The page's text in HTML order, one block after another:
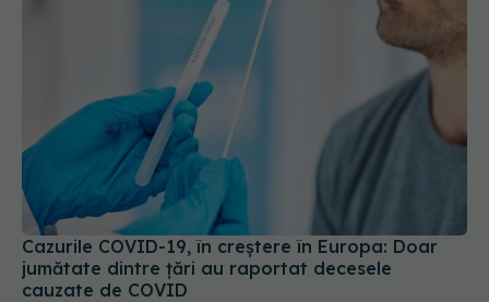
Cazurile COVID-19, în creștere în Europa: Doar
jumătate dintre țări au raportat decesele
cauzate de COVID